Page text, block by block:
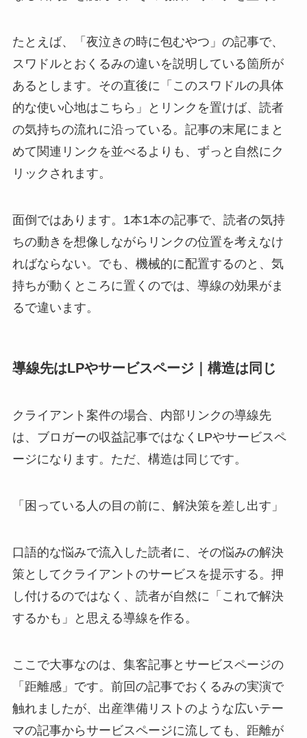
たとえば、「夜泣きの時に包むやつ」の記事で、
スワドルとおくるみの違いを説明している箇所が
あるとします。その直後に「このスワドルの具体
的な使い心地はこちら」とリンクを置けば、読者
の気持ちの流れに沿っている。記事の末尾にまと
めて関連リンクを並べるよりも、ずっと自然にク
リックされます。
面倒ではあります。1本1本の記事で、読者の気持
ちの動きを想像しながらリンクの位置を考えなけ
ればならない。でも、機械的に配置するのと、気
持ちが動くところに置くのでは、導線の効果がま
るで違います。
導線先はLPやサービスページ｜構造は同じ
クライアント案件の場合、内部リンクの導線先
は、ブロガーの収益記事ではなくLPやサービスペ
ージになります。ただ、構造は同じです。
「困っている人の目の前に、解決策を差し出す」
口語的な悩みで流入した読者に、その悩みの解決
策としてクライアントのサービスを提示する。押
し付けるのではなく、読者が自然に「これで解決
するかも」と思える導線を作る。
ここで大事なのは、集客記事とサービスページの
「距離感」です。前回の記事でおくるみの実演で
触れましたが、出産準備リストのような広いテー
マの記事からサービスページに流しても、距離が